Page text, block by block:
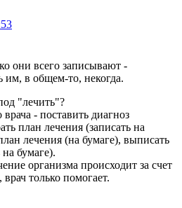
они всего записывают -
им, в общем-то, некогда.
"лечить"?
- поставить диагноз
план лечения (записать на
лечения (на бумаге), выписать
бумаге).
организма происходит за счет
только помогает.